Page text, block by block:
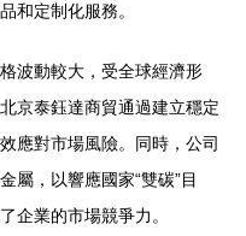
和定制化服務。
波動較大，受全球經濟形
京泰鈺達商貿通過建立穩定
應對市場風險。同時，公司
屬，以響應國家“雙碳”目
企業的市場競爭力。